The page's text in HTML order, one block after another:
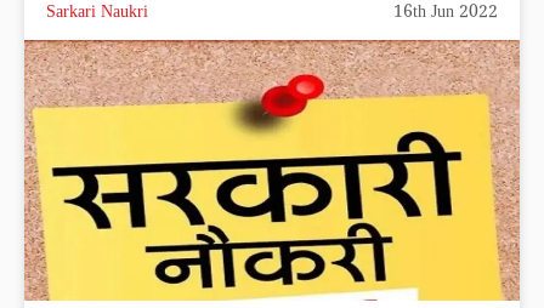
Sarkari Naukri 16th Jun 2022